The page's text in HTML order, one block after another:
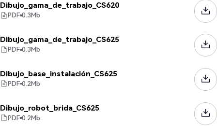
Dibujo_gama_de_trabajo_CS620
PDF 0.3Mb
Dibujo_gama_de_trabajo_CS625
PDF 0.3Mb
Dibujo_base_instalación_CS625
PDF 0.2Mb
Dibujo_robot_brida_CS625
PDF 0.2Mb